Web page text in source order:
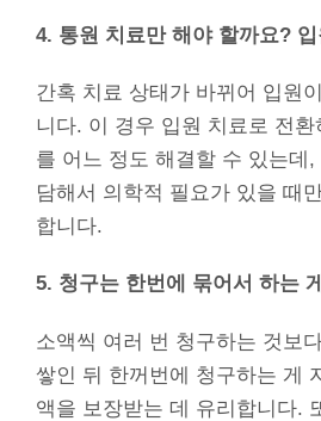
4. 통원 치료만 해야 할까요?
간혹 치료 상태가 바뀌어 입원
니다. 이 경우 입원 치료로 전환
를 어느 정도 해결할 수 있는데
담해서 의학적 필요가 있을 때
합니다.
5. 청구는 한번에 묶어서 하는
소액씩 여러 번 청구하는 것보
쌓인 뒤 한꺼번에 청구하는 게
액을 보장받는 데 유리합니다.